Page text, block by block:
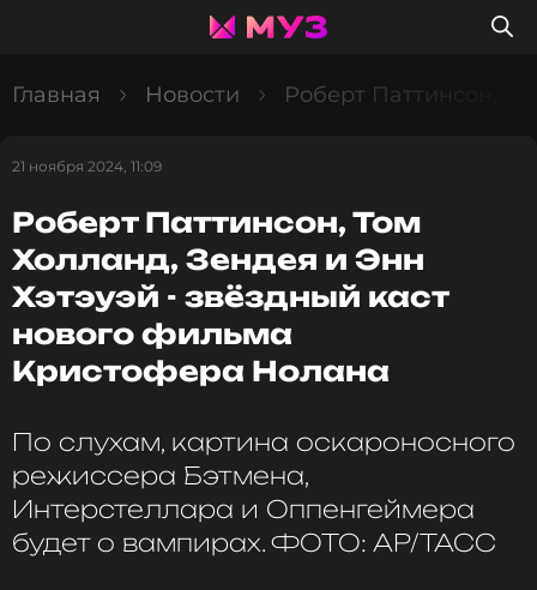
Главная Новости Роберт Паттинсон,
21 ноября 2024, 11:09
Роберт Паттинсон, Том
Холланд, Зендея и Энн
Хэтэуэй - звёздный каст
нового фильма
Кристофера Нолана
По слухам, картина оскароносного
режиссера Бэтмена,
Интерстеллара и Оппенгеймера
будет о вампирах. ФОТО: АР/ТАСС